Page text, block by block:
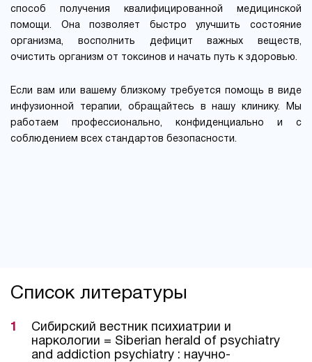
способ получения квалифицированной медицинской
помощи. Она позволяет быстро улучшить состояние
организма, восполнить дефицит важных веществ,
очистить организм от токсинов и начать путь к здоровью.
Если вам или вашему близкому требуется помощь в виде
инфузионной терапии, обращайтесь в нашу клинику. Мы
работаем профессионально, конфиденциально и с
соблюдением всех стандартов безопасности.
Список литературы
Сибирский вестник психиатрии и
наркологии = Siberian herald of psychiatry
and addiction psychiatry : научно-